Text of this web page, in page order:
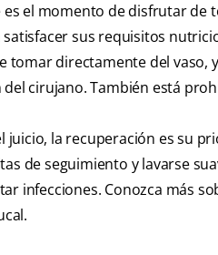
es el momento de disfrutar de
sus requisitos
tomar directamente del vaso,
cirujano. También está
juicio, la recuperación es su
de seguimiento y lavarse
infecciones. Conozca más